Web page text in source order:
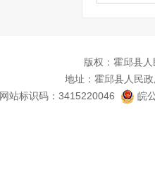
版权：霍邱县
地址：霍邱县人民
网站标识码：3415220046
皖